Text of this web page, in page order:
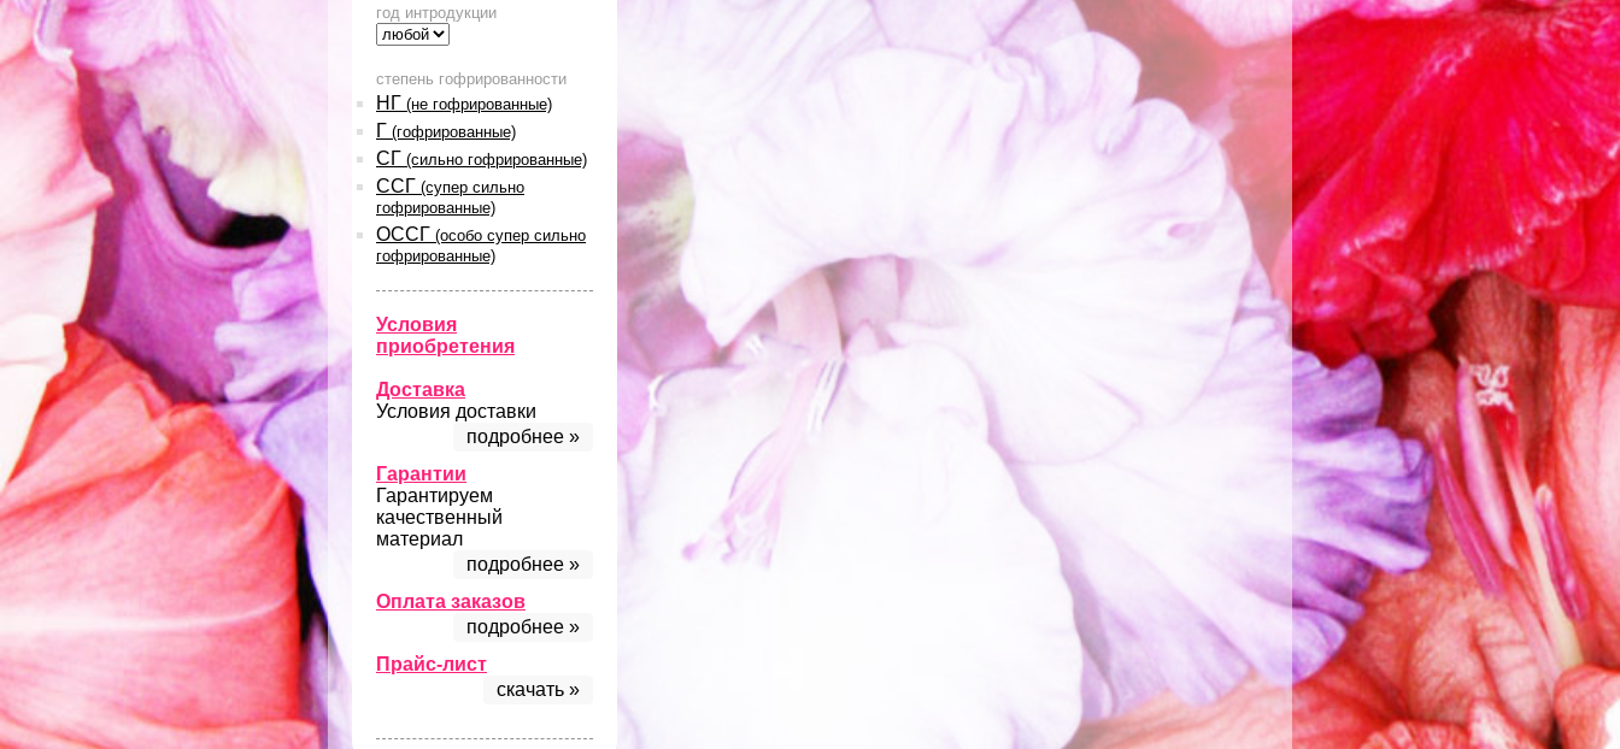
год интродукции
степень гофрированности
НГ (не гофрированные)
Г (гофрированные)
СГ (сильно гофрированные)
ССГ (супер сильно
гофрированные)
ОССГ (особо супер сильно
гофрированные)
Условия
приобретения
Доставка
Условия доставки
подробнее »
Гарантии
Гарантируем
качественный
материал
подробнее »
Оплата заказов
подробнее »
Прайс-лист
скачать »